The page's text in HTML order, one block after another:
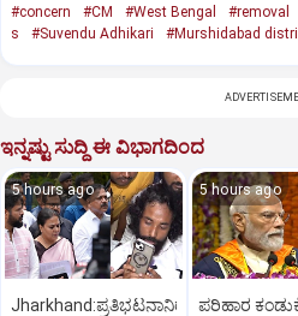
#concern #CM #West Bengal #removal
s
#Suvendu Adhikari #Murshidabad
ಇನ್ನಷ್ಟು ಸುದ್ದಿ ಈ ವಿಭಾಗದಿಂದ
5 hours ago
Jharkhand:ಪ್ರತಿಭಟನಾನಿರತ
5 hours ago
ಪರಿಹಾರ